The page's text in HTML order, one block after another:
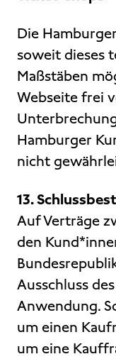
Die
soweit dieses
Maßstäben
Webseite frei
Hamburger
nicht
13.
Auf Verträge
den
Ausschluss
Anwendung.
um einen
um eine